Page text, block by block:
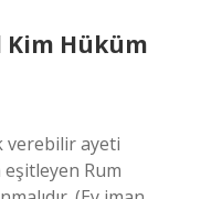
Kim Hüküm
verebilir ayeti
Rum